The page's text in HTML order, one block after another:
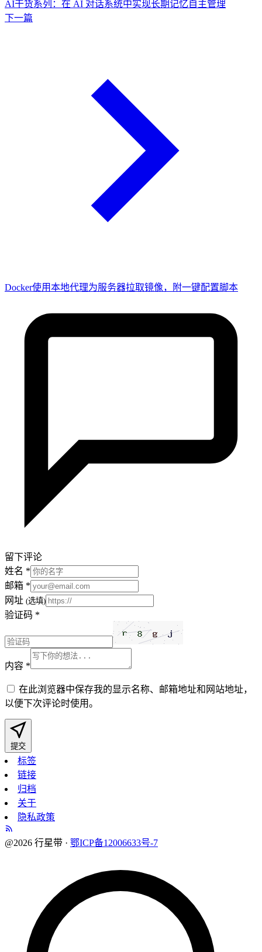
AI干货系列：在 AI 对话系统中实现长期记忆自主管理
下一篇
Docker使用本地代理为服务器拉取镜像，附一键配置脚本
留下评论
姓名 *
邮箱 *
网址 (选填)
验证码 *
内容 *
在此浏览器中保存我的显示名称、邮箱地址和网站地址，
以便下次评论时使用。
提交
标签
链接
归档
关于
隐私政策
@2026 行星带 · 鄂ICP备12006633号-7